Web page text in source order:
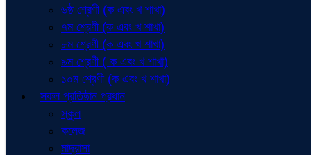
৬ষ্ঠ শ্রেণী (ক এবং খ শাখা)
৭ম শ্রেণী (ক এবং খ শাখা)
৮ম শ্রেণী (ক এবং খ শাখা)
৯ম শ্রেণী ( ক এবং খ শাখা)
১০ম শ্রেণী (ক এবং খ শাখা)
সকল প্রতিষ্ঠান প্রধান
স্কুল
কলেজ
মাদ্রাসা